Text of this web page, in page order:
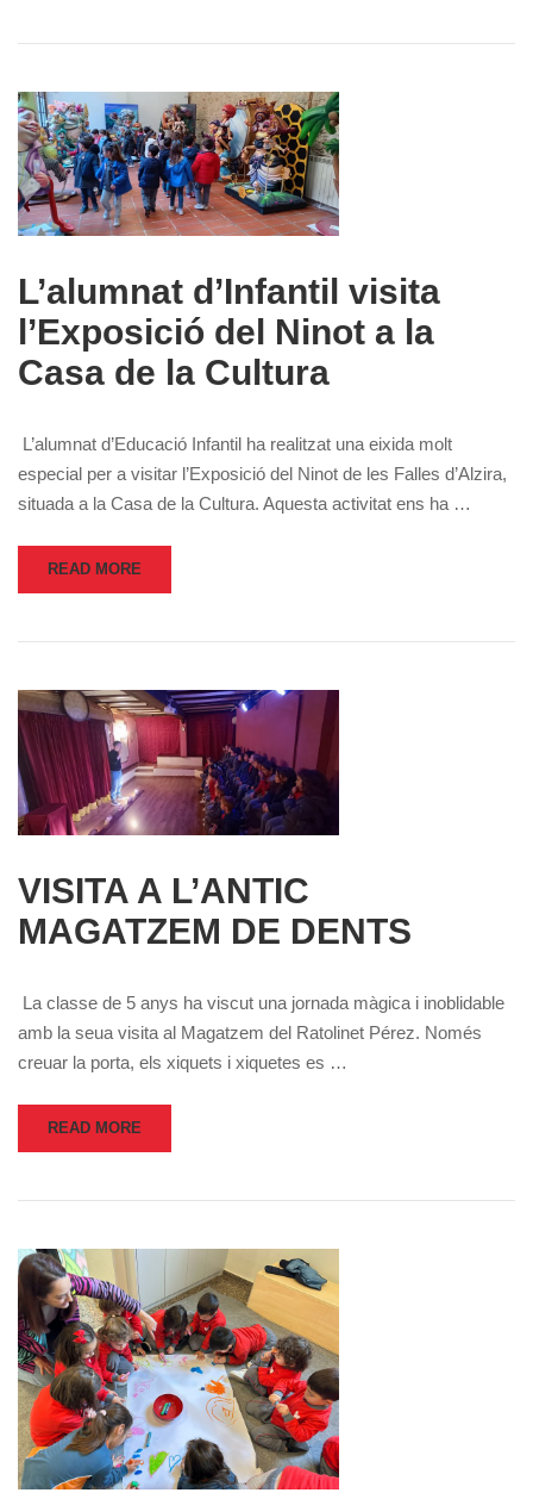
L’alumnat d’Infantil visita
l’Exposició del Ninot a la
Casa de la Cultura
L’alumnat d’Educació Infantil ha realitzat una eixida molt
especial per a visitar l’Exposició del Ninot de les Falles d’Alzira,
situada a la Casa de la Cultura. Aquesta activitat ens ha …
READ MORE
VISITA A L’ANTIC
MAGATZEM DE DENTS
La classe de 5 anys ha viscut una jornada màgica i inoblidable
amb la seua visita al Magatzem del Ratolinet Pérez. Només
creuar la porta, els xiquets i xiquetes es …
READ MORE